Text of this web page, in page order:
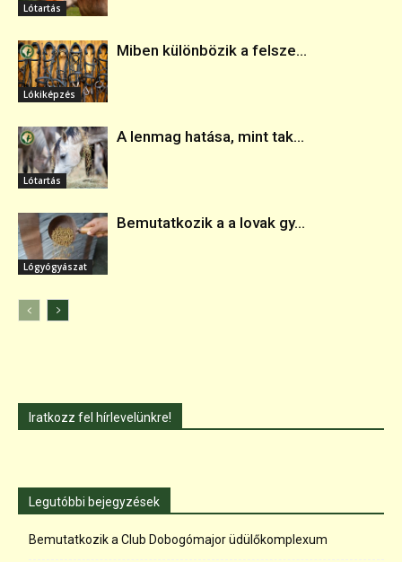
Lótartás
Lókiképzés
Miben különbözik a felsze...
Lótartás
A lenmag hatása, mint tak...
Lógyógyászat
Bemutatkozik a a lovak gy...
Iratkozz fel hírlevelünkre!
Legutóbbi bejegyzések
Bemutatkozik a Club Dobogómajor üdülőkomplexum